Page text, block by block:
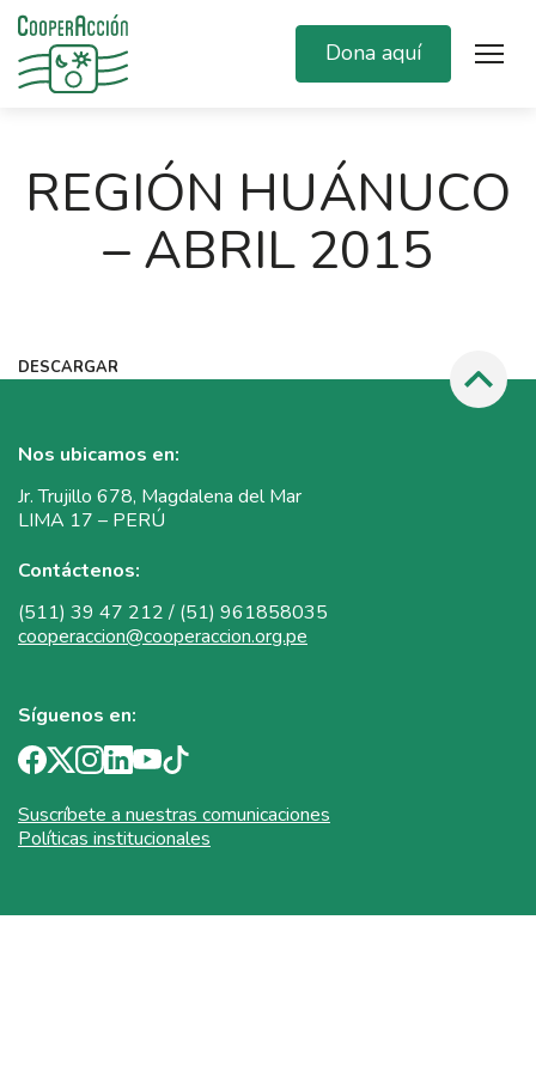
Dona aquí
REGIÓN HUÁNUCO
– ABRIL 2015
DESCARGAR
Nos ubicamos en:
Jr. Trujillo 678, Magdalena del Mar
LIMA 17 – PERÚ
Contáctenos:
(511) 39 47 212 / (51) 961858035
cooperaccion@cooperaccion.org.pe
Síguenos en:
Suscríbete a nuestras comunicaciones
Políticas institucionales